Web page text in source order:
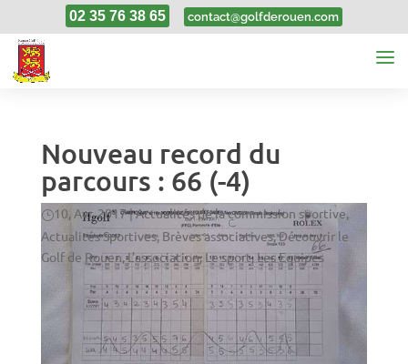
02 35 76 38 65 contact@golfderouen.com
Nouveau record du
parcours : 66 (-4)
10, Avr, 2017|Actualités de la commission sportive,
Actualités Sportives, Brèves associatives,Découvrir le
Golf de Rouen,L'association, Le sport, Les Equipes